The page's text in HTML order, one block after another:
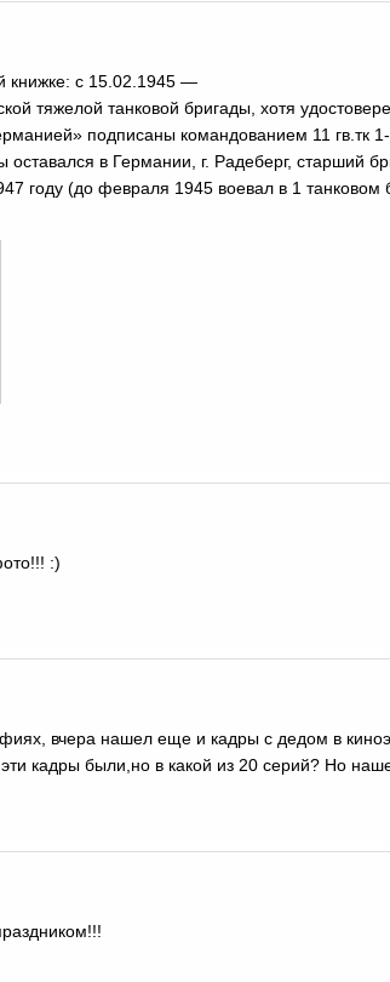
книжке: с 15.02.1945 —
тяжелой танковой бригады, хотя
подписаны командованием 11 гв.тк
оставался в Германии, г. Радеберг, старший
году (до февраля 1945 воевал в 1 танковом
:)
вчера нашел еще и кадры с дедом в
кадры были,но в какой из 20 серий? Но